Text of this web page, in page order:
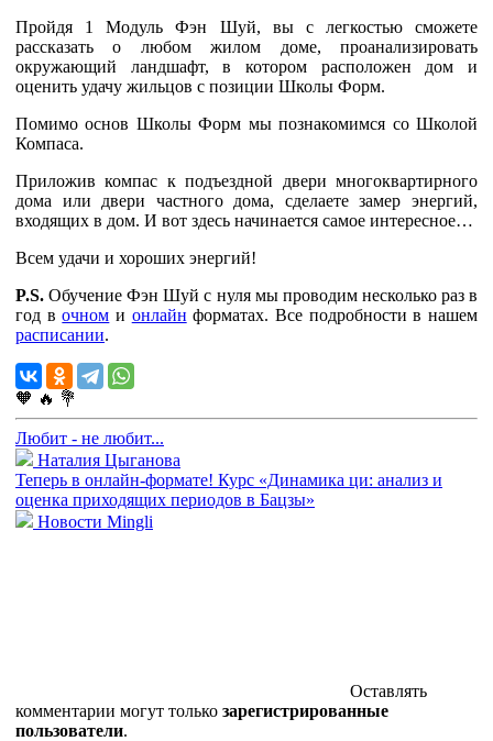
Пройдя 1 Модуль Фэн Шуй, вы с легкостью сможете
рассказать о любом жилом доме, проанализировать
окружающий ландшафт, в котором расположен дом и
оценить удачу жильцов с позиции Школы Форм.
Помимо основ Школы Форм мы познакомимся со Школой
Компаса.
Приложив компас к подъездной двери многоквартирного
дома или двери частного дома, сделаете замер энергий,
входящих в дом. И вот здесь начинается самое интересное…
Всем удачи и хороших энергий!
P.S.Обучение Фэн Шуй с нуля мы проводим несколько раз в
год вочном и онлайн форматах. Все подробности в нашем
расписании.
🧡 🔥 💐
Любит - не любит...
Наталия Цыганова
Теперь в онлайн-формате! Курс «Динамика ци: анализ и
оценка приходящих периодов в Бацзы»
Новости Mingli
Оставлять
комментарии могут только зарегистрированные
пользователи.